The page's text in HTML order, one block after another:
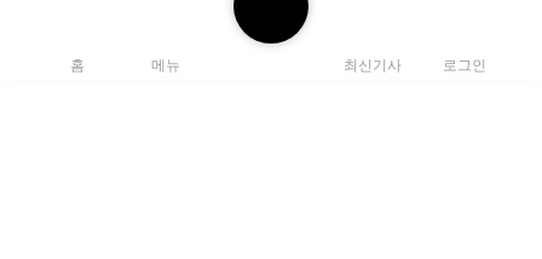
색
홈 메뉴 최신기사 로그인